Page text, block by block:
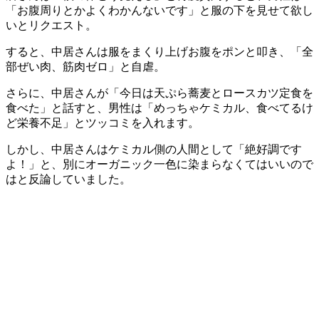
「お腹周りとかよくわかんないです」と服の下を見せて欲し
いとリクエスト。
すると、中居さんは服をまくり上げお腹をポンと叩き、「全
部ぜい肉、筋肉ゼロ」と自虐。
さらに、中居さんが「今日は天ぷら蕎麦とロースカツ定食を
食べた」と話すと、男性は「めっちゃケミカル、食べてるけ
ど栄養不足」とツッコミを入れます。
しかし、中居さんはケミカル側の人間として「絶好調です
よ！」と、別にオーガニック一色に染まらなくてはいいので
はと反論していました。